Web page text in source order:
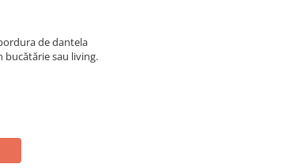
de dantela
bucătărie sau living.